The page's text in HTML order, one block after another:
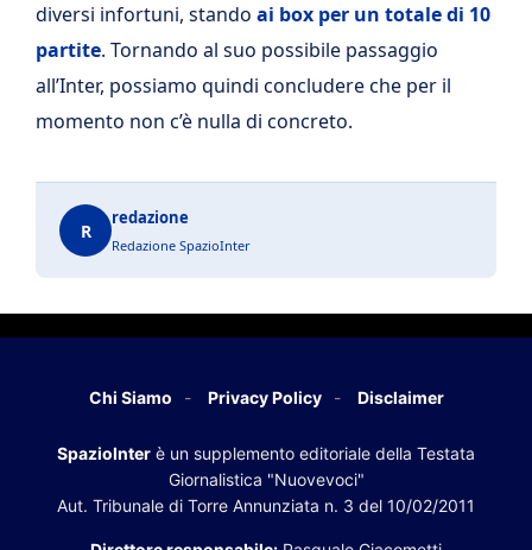
diversi infortuni, stando ai box per un totale di 10
partite. Tornando al suo possibile passaggio
all’Inter, possiamo quindi concludere che per il
momento non c’è nulla di concreto.
R
redazione
Redazione SpazioInter
Chi Siamo Privacy Policy Disclaimer
SpazioInter è un supplemento editoriale della Testata
Giornalistica "Nuovevoci"
Aut. Tribunale di Torre Annunziata n. 3 del 10/02/2011